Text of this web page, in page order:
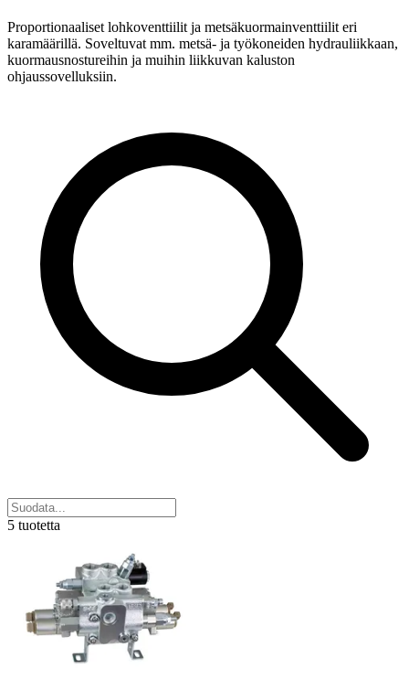
Proportionaaliset lohkoventtiilit ja metsäkuormainventtiilit eri
karamäärillä. Soveltuvat mm. metsä- ja työkoneiden hydrauliikkaan,
kuormausnostureihin ja muihin liikkuvan kaluston
ohjaussovelluksiin.
5 tuotetta